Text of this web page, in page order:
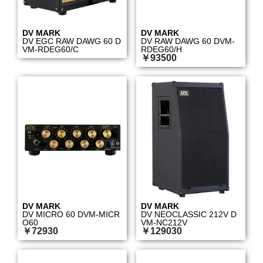
DV MARK
DV EGC RAW DAWG 60 D
VM-RDEG60/C
DV MARK
DV RAW DAWG 60 DVM-
RDEG60/H
￥93500
DV MARK
DV MICRO 60 DVM-MICR
O60
￥72930
DV MARK
DV NEOCLASSIC 212V D
VM-NC212V
￥129030